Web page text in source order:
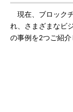
現在、ブロック
れ、さまざまなビ
の事例を2つご紹介